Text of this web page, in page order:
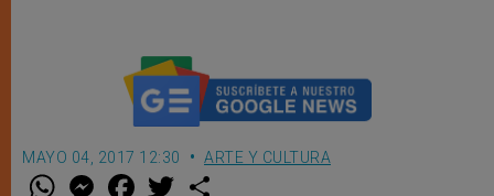
MAYO 04, 2017 12:30 ARTE Y CULTURA
W M F